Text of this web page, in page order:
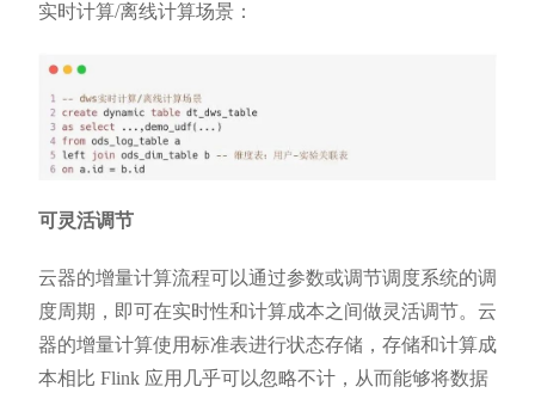
实时计算/离线计算场景：
可灵活调节
云器的增量计算流程可以通过参数或调节调度系统的调
度周期，即可在实时性和计算成本之间做灵活调节。云
器的增量计算使用标准表进行状态存储，存储和计算成
本相比 Flink 应用几乎可以忽略不计，从而能够将数据